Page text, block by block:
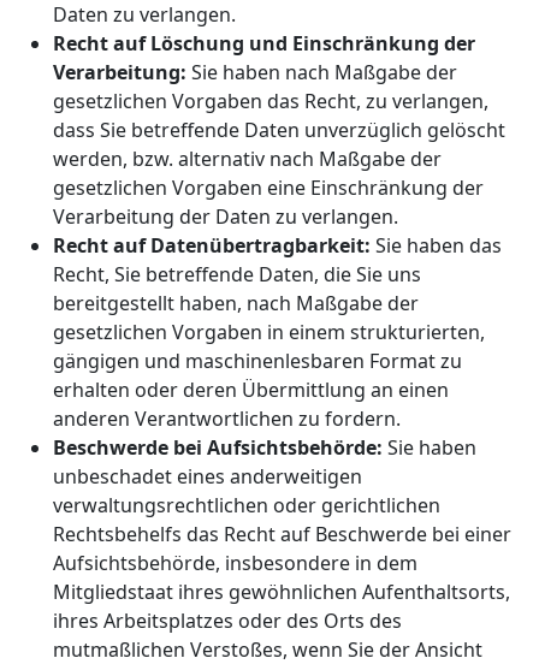
Daten zu verlangen.
Recht auf Löschung und Einschränkung der
Verarbeitung: Sie haben nach Maßgabe der
gesetzlichen Vorgaben das Recht, zu verlangen,
dass Sie betreffende Daten unverzüglich gelöscht
werden, bzw. alternativ nach Maßgabe der
gesetzlichen Vorgaben eine Einschränkung der
Verarbeitung der Daten zu verlangen.
Recht auf Datenübertragbarkeit: Sie haben das
Recht, Sie betreffende Daten, die Sie uns
bereitgestellt haben, nach Maßgabe der
gesetzlichen Vorgaben in einem strukturierten,
gängigen und maschinenlesbaren Format zu
erhalten oder deren Übermittlung an einen
anderen Verantwortlichen zu fordern.
Beschwerde bei Aufsichtsbehörde: Sie haben
unbeschadet eines anderweitigen
verwaltungsrechtlichen oder gerichtlichen
Rechtsbehelfs das Recht auf Beschwerde bei einer
Aufsichtsbehörde, insbesondere in dem
Mitgliedstaat ihres gewöhnlichen Aufenthaltsorts,
ihres Arbeitsplatzes oder des Orts des
mutmaßlichen Verstoßes, wenn Sie der Ansicht